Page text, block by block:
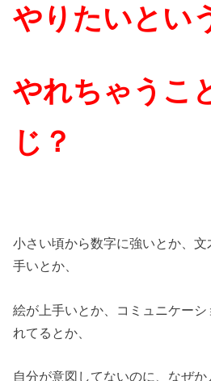
やりたいとい
やれちゃうこ
じ？
小さい頃から数字に強いとか、
手いとか、
絵が上手いとか、コミュニケー
れてるとか、
自分が意図してないのに、なぜか